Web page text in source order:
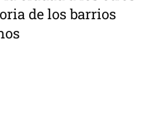
de los barrios